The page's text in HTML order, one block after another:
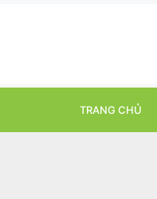
TRANG CHỦ